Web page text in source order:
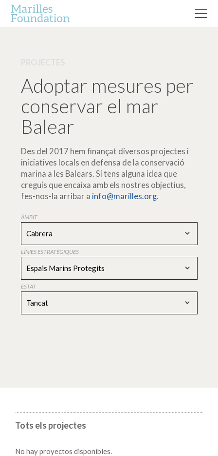
Adoptar mesures per
conservar el mar
Balear
Des del 2017 hem finançat diversos projectes i
iniciatives locals en defensa de la conservació
marina a les Balears. Si tens alguna idea que
creguis que encaixa amb els nostres objectius,
fes-nos-la arribar a info@marilles.org.
ÀMBIT
Cabrera
LÍNIES ESTRATÈGIQUES
Espais Marins Protegits
ESTAT
Tancat
Tots els projectes
No hay proyectos disponibles.